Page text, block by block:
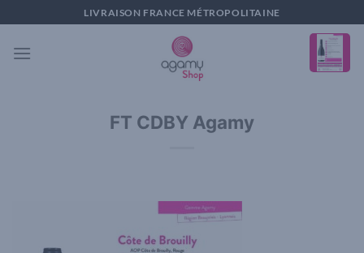
au
contenu
LIVRAISON FRANCE MÉTROPOLITAINE
FT CDBY Agamy